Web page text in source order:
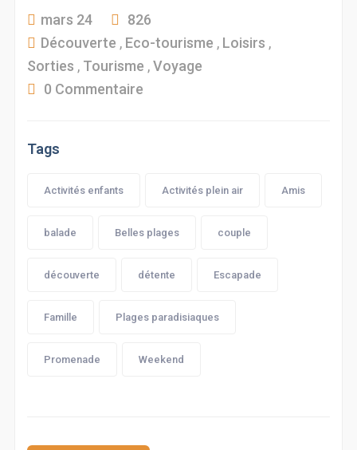
mars 24
826
Découverte , Eco-tourisme , Loisirs ,
Sorties , Tourisme ,Voyage
0 Commentaire
Tags
Activités enfants Activités plein air Amis
balade Belles plages couple
découverte détente Escapade
Famille Plages paradisiaques
Promenade Weekend